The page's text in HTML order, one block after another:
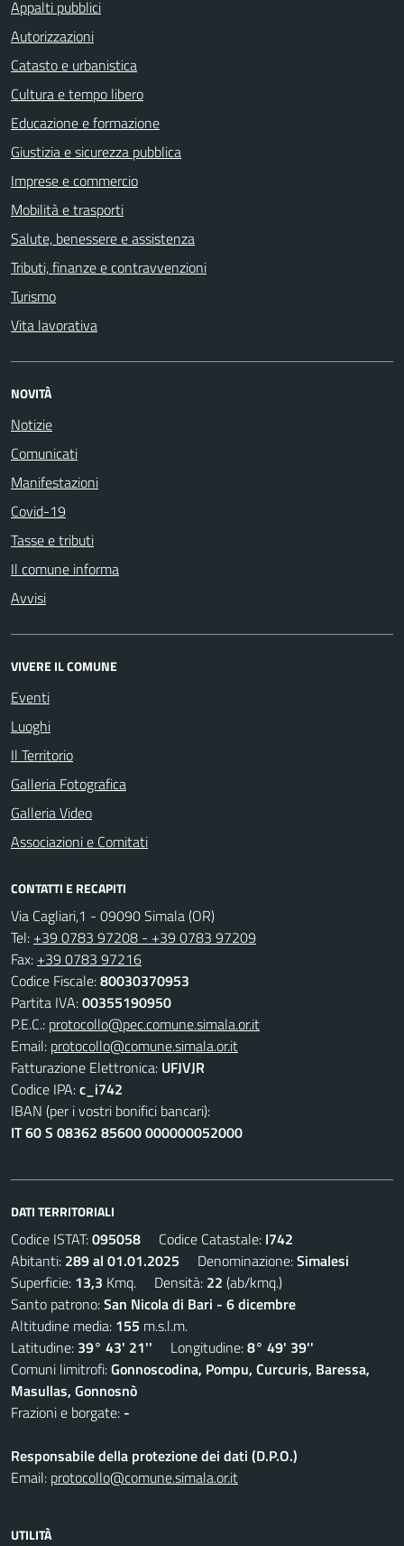
Appalti pubblici
Autorizzazioni
Catasto e urbanistica
Cultura e tempo libero
Educazione e formazione
Giustizia e sicurezza pubblica
Imprese e commercio
Mobilità e trasporti
Salute, benessere e assistenza
Tributi, finanze e contravvenzioni
Turismo
Vita lavorativa
NOVITÀ
Notizie
Comunicati
Manifestazioni
Covid-19
Tasse e tributi
Il comune informa
Avvisi
VIVERE IL COMUNE
Eventi
Luoghi
Il Territorio
Galleria Fotografica
Galleria Video
Associazioni e Comitati
CONTATTI E RECAPITI
Via Cagliari,1 - 09090 Simala (OR)
Tel: +39 0783 97208 - +39 0783 97209
Fax: +39 0783 97216
Codice Fiscale:80030370953
Partita IVA:00355190950
P.E.C.: protocollo@pec.comune.simala.or.it
Email: protocollo@comune.simala.or.it
Fatturazione Elettronica: UFJVJR
Codice IPA:c_i742
IBAN (per i vostri bonifici bancari):
IT 60 S 08362 85600 000000052000
DATI TERRITORIALI
Codice ISTAT:095058 Codice Catastale: I742
Abitanti: 289 al 01.01.2025 Denominazione:Simalesi
Superficie: 13,3 Kmq. Densità: 22 (ab/kmq.)
Santo patrono:San Nicola di Bari - 6 dicembre
Altitudine media: 155 m.s.l.m.
Latitudine: 39° 43' 21'' Longitudine:8° 49' 39''
Comuni limitrofi:Gonnoscodina, Pompu, Curcuris, Baressa,
Masullas, Gonnosnò
Frazioni e borgate: -
Responsabile della protezione dei dati (D.P.O.)
Email: protocollo@comune.simala.or.it
UTILITÀ